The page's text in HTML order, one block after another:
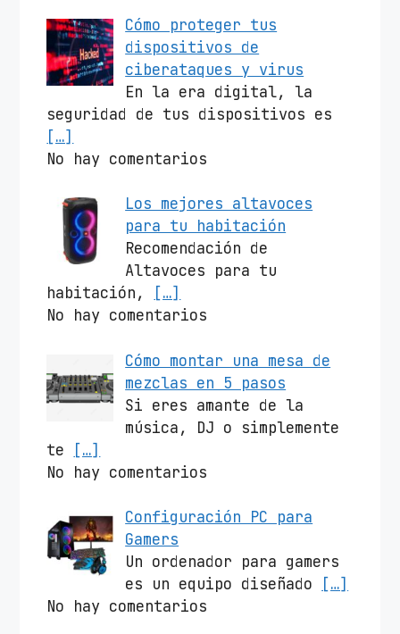
Cómo proteger tus
dispositivos de
ciberataques y virus
En la era digital, la
seguridad de tus dispositivos es
[…]
No hay comentarios
Los mejores altavoces
para tu habitación
Recomendación de
Altavoces para tu
habitación,
[…]
No hay comentarios
Cómo montar una mesa de
mezclas en 5 pasos
Si eres amante de la
música, DJ o simplemente
te
[…]
No hay comentarios
Configuración PC para
Gamers
Un ordenador para gamers
es un equipo diseñado
[…]
No hay comentarios